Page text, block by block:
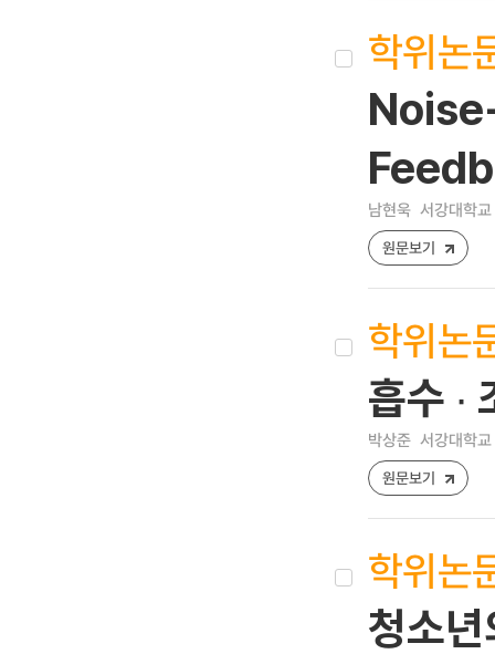
학위논
남현욱 서강대학
원문보기
학위논
흡수 ∙
박상준 서강대학
원문보기
학위논
청소